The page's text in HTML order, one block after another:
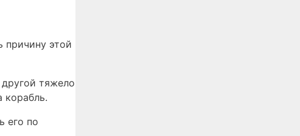
причину этой
тяжело
корабль.
его по